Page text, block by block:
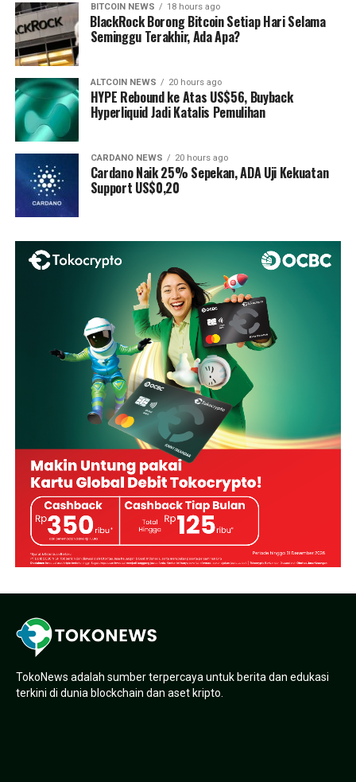
BITCOIN NEWS 18 hours ago
⁠BlackRock Borong Bitcoin Setiap Hari Selama
Seminggu Terakhir, Ada Apa?
ALTCOIN NEWS 20 hours ago
HYPE Rebound ke Atas US$56, Buyback
Hyperliquid Jadi Katalis Pemulihan
CARDANO NEWS 20 hours ago
Cardano Naik 25% Sepekan, ADA Uji Kekuatan
Support US$0,20
TokoNews adalah sumber terpercaya untuk berita dan edukasi
terkini di dunia blockchain dan aset kripto.